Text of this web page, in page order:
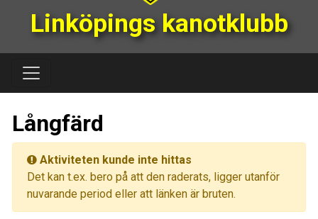
Linköpings kanotklubb
Långfärd
Aktiviteten kunde inte hittas
Det kan t.ex. bero på att den raderats, ligger utanför
nuvarande period eller att länken är bruten.